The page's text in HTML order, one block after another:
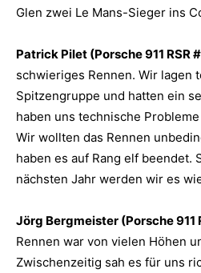
Glen zwei Le Mans-Sieger ins
Patrick Pilet (Porsche 911 RSR
schwieriges Rennen. Wir lagen
Spitzengruppe und hatten ein
haben uns technische
Wir wollten das Rennen
haben es auf Rang elf beendet.
nächsten Jahr werden wir es
Jörg Bergmeister (Porsche 911
Rennen war von vielen Höhen
Zwischenzeitig sah es für uns